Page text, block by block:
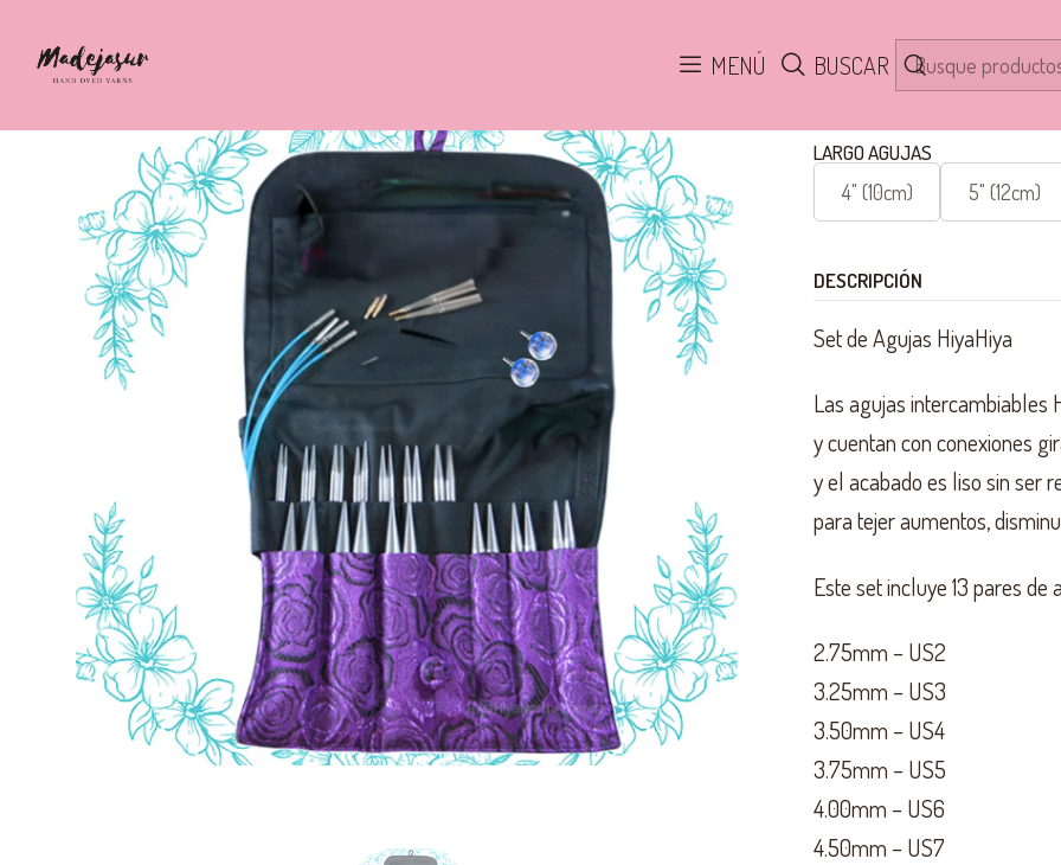
MENÚ BUSCAR
LARGO AGUJAS
4" (10cm) 5" (12cm)
DESCRIPCIÓN
Set de Agujas HiyaHiya
Las agujas intercambiables
y cuentan con conexiones
y el acabado es liso sin ser
para tejer aumentos,
Este set incluye 13 pares de
2.75mm – US2
3.25mm – US3
3.50mm – US4
3.75mm – US5
4.00mm – US6
4.50mm – US7